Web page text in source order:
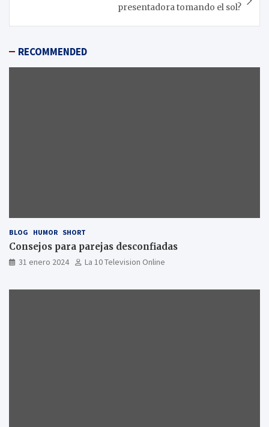
presentadora tomando el sol?
RECOMMENDED
BLOG HUMOR SHORT
Consejos para parejas desconfiadas
31 enero 2024 La 10 Television Online